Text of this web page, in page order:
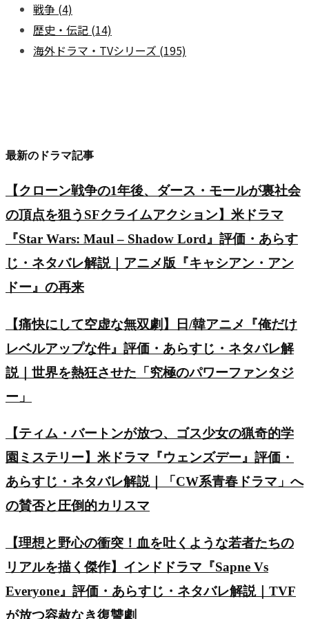
戦争 (4)
歴史・伝記 (14)
海外ドラマ・TVシリーズ (195)
最新のドラマ記事
【クローン戦争の1年後、ダース・モールが裏社会
の頂点を狙うSFクライムアクション】米ドラマ
『Star Wars: Maul – Shadow Lord』評価・あらす
じ・ネタバレ解説｜アニメ版『キャシアン・アン
ドー』の再来
【痛快にして空虚な無双劇】日/韓アニメ『俺だけ
レベルアップな件』評価・あらすじ・ネタバレ解
説｜世界を熱狂させた「究極のパワーファンタジ
ー」
【ティム・バートンが放つ、ゴス少女の猟奇的学
園ミステリー】米ドラマ『ウェンズデー』評価・
あらすじ・ネタバレ解説｜「CW系青春ドラマ」へ
の賛否と圧倒的カリスマ
【理想と野心の衝突！血を吐くような若者たちの
リアルを描く傑作】インドドラマ『Sapne Vs
Everyone』評価・あらすじ・ネタバレ解説｜TVF
が放つ容赦なき復讐劇